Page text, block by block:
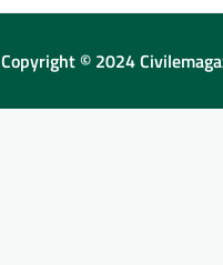
Copyright © 2024